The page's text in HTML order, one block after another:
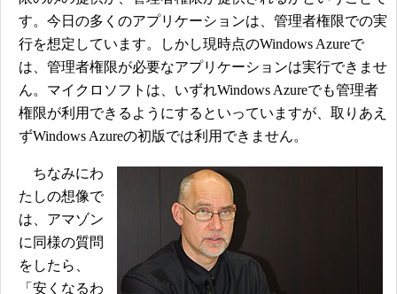
す。今日の多くのアプリケーションは、管理者権限での実
行を想定しています。しかし現時点のWindows Azureで
は、管理者権限が必要なアプリケーションは実行できませ
ん。マイクロソフトは、いずれWindows Azureでも管理者
権限が利用できるようにするといっていますが、取りあえ
ずWindows Azureの初版では利用できません。
ちなみにわ
たしの想像で
は、アマゾン
に同様の質問
をしたら、
「安くなるわ